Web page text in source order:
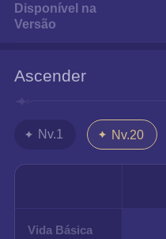
Disponível na
Versão
Ascender
Nv.1 Nv.20
Vida Básica